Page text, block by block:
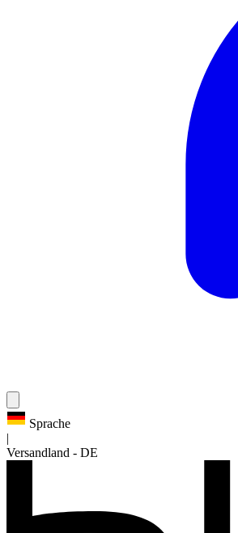
Sprache
Versandland - DE